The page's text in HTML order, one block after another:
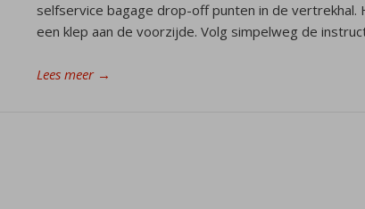
selfservice bagage drop-off punten in de
een klep aan de voorzijde. Volg simpelweg de
Lees meer→